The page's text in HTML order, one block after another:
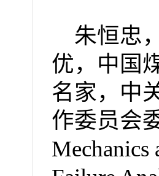
朱恒忠
优，中国
名家，中
作委员会